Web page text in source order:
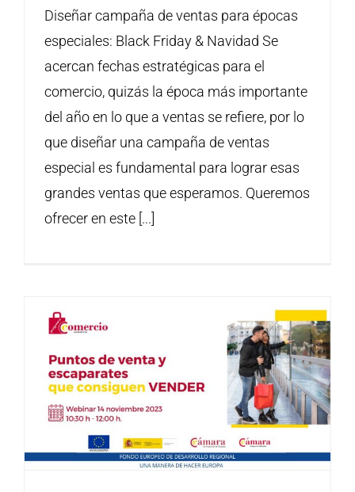
Diseñar campaña de ventas para épocas
especiales: Black Friday & Navidad Se
acercan fechas estratégicas para el
comercio, quizás la época más importante
del año en lo que a ventas se refiere, por lo
que diseñar una campaña de ventas
especial es fundamental para lograr esas
grandes ventas que esperamos. Queremos
ofrecer en este [...]